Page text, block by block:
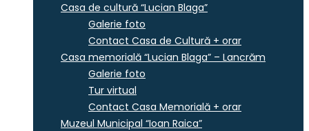
Casa de cultură “Lucian Blaga”
Galerie foto
Contact Casa de Cultură + orar
Casa memorială “Lucian Blaga” – Lancrăm
Galerie foto
Tur virtual
Contact Casa Memorială + orar
Muzeul Municipal “Ioan Raica”